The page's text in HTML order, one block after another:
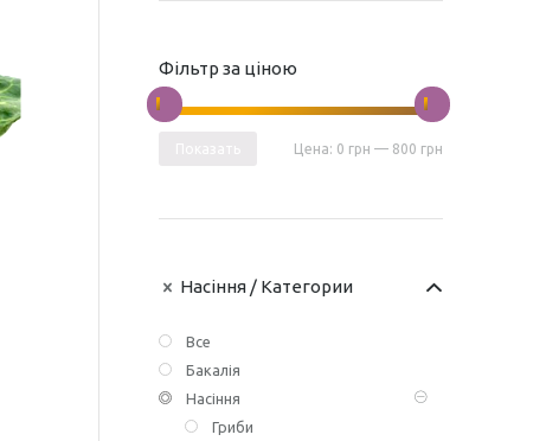
Фільтр за ціною
Цена: 0 грн — 800 грн
Насіння / Категории
Все
Бакалія
Насіння
Гриби